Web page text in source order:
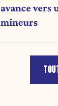
avance vers
mineurs